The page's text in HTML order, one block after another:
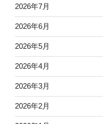
2026年7月
2026年6月
2026年5月
2026年4月
2026年3月
2026年2月